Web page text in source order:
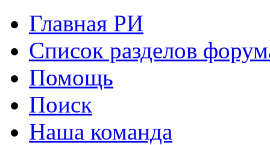
Главная РИ
Список разделов
Помощь
Поиск
Наша команда